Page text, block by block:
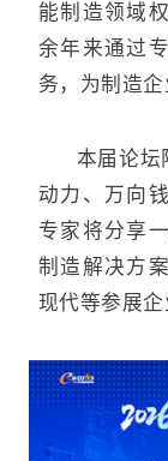
能制造领域
余年来通过
务，为制造企
本届论坛
动力、万向
专家将分享
制造解决方
现代等参展